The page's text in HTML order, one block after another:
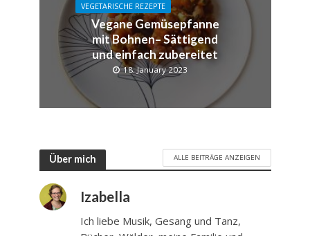
VEGETARISCHE REZEPTE
Vegane Gemüsepfanne
mit Bohnen– Sättigend
und einfach zubereitet
18. January 2023
Über mich ALLE BEITRÄGE ANZEIGEN
Izabella
Ich liebe Musik, Gesang und Tanz,